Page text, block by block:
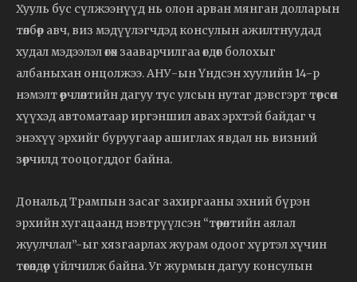
Хууль бус сүлжээнүүд нь олон арван мянган долларын
төлбөр авч, виз мэдүүлэгчдэд консулын ажилтнуудад
худал мэдээлэл өгөх зааварчилгаа өгдөг болохыг
албаныхан онцолжээ. АНУ-ын Үндсэн хуулийн 14-р
нэмэлт өөрчлөлтийн дагуу тус улсын нутаг дэвсгэрт төрсөн
хүүхэд автоматаар иргэншил авах эрхтэй байдаг ч
энэхүү эрхийг буруугаар ашиглах явдал нь визний
зөрчилд тооцогддог байна.
Дональд Трампын засаг захиргааны эхний бүрэн
эрхийн хугацаанд нэвтрүүлсэн “төрөлтийн аялал
жуулчлал”-ыг хязгаарлах журам одоог хүртэл хүчин
төгөлдөр үйлчилж байна. Уг журмын дагуу консулын